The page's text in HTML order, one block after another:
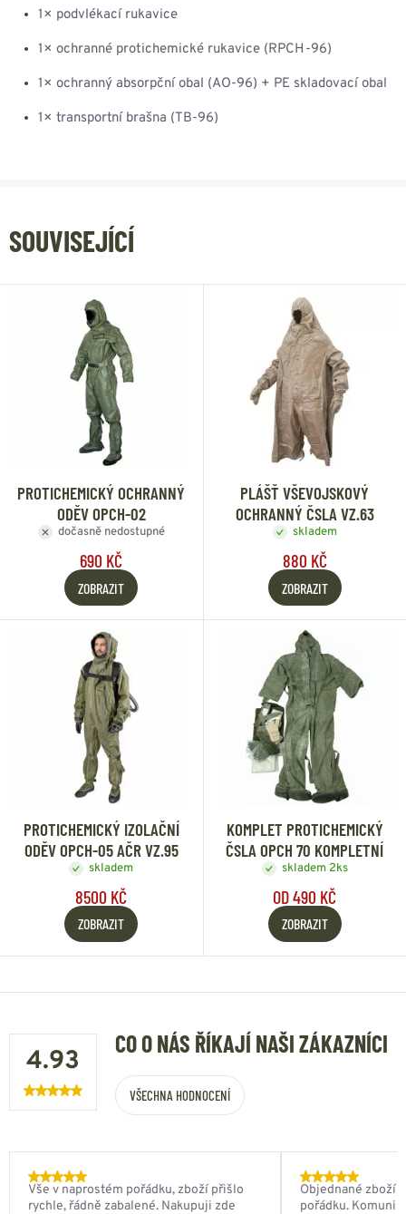
1× podvlékací rukavice
1× ochranné protichemické rukavice (RPCH-96)
1× ochranný absorpční obal (AO-96) + PE skladovací obal
1× transportní brašna (TB-96)
SOUVISEJÍCÍ
PROTICHEMICKÝ OCHRANNÝ
ODĚV OPCH-02
dočasně nedostupné
690 KČ
ZOBRAZIT
PLÁŠŤ VŠEVOJSKOVÝ
OCHRANNÝ ČSLA VZ.63
skladem
880 KČ
ZOBRAZIT
PROTICHEMICKÝ IZOLAČNÍ
ODĚV OPCH-05 AČR VZ.95
skladem
8500 KČ
ZOBRAZIT
KOMPLET PROTICHEMICKÝ
ČSLA OPCH 70 KOMPLETNÍ
skladem 2ks
OD 490 KČ
ZOBRAZIT
4.93
CO O NÁS ŘÍKAJÍ NAŠI ZÁKAZNÍCI
VŠECHNA HODNOCENÍ
Vše v naprostém pořádku, zboží přišlo
rychle, řádně zabalené. Nakupuji zde
Objednané zboží
pořádku.